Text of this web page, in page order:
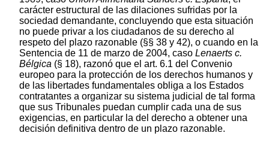
carácter estructural de las dilaciones sufridas por la
sociedad demandante, concluyendo que esta situación
no puede privar a los ciudadanos de su derecho al
respeto del plazo razonable (§§ 38 y 42), o cuando en la
Sentencia de 11 de marzo de 2004, caso Lenaerts c.
Bélgica (§ 18), razonó que el art. 6.1 del Convenio
europeo para la protección de los derechos humanos y
de las libertades fundamentales obliga a los Estados
contratantes a organizar su sistema judicial de tal forma
que sus Tribunales puedan cumplir cada una de sus
exigencias, en particular la del derecho a obtener una
decisión definitiva dentro de un plazo razonable.